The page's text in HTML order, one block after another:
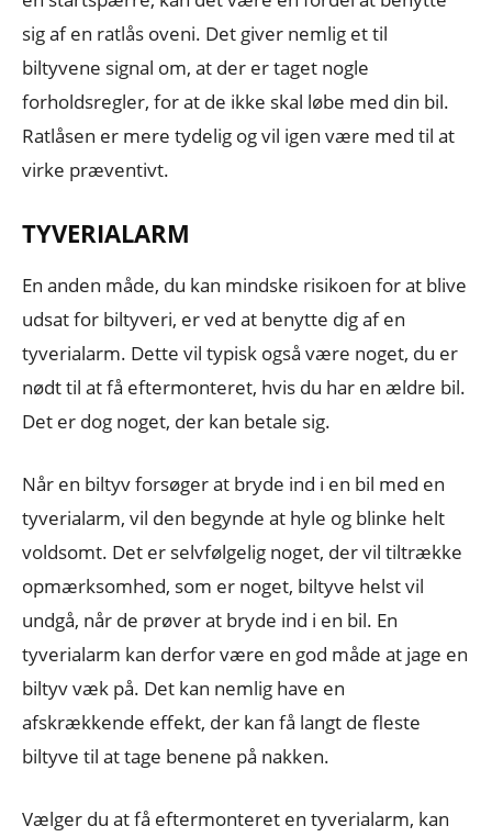
sig af en ratlås oveni. Det giver nemlig et til
biltyvene signal om, at der er taget nogle
forholdsregler, for at de ikke skal løbe med din bil.
Ratlåsen er mere tydelig og vil igen være med til at
virke præventivt.
TYVERIALARM
En anden måde, du kan mindske risikoen for at blive
udsat for biltyveri, er ved at benytte dig af en
tyverialarm. Dette vil typisk også være noget, du er
nødt til at få eftermonteret, hvis du har en ældre bil.
Det er dog noget, der kan betale sig.
Når en biltyv forsøger at bryde ind i en bil med en
tyverialarm, vil den begynde at hyle og blinke helt
voldsomt. Det er selvfølgelig noget, der vil tiltrække
opmærksomhed, som er noget, biltyve helst vil
undgå, når de prøver at bryde ind i en bil. En
tyverialarm kan derfor være en god måde at jage en
biltyv væk på. Det kan nemlig have en
afskrækkende effekt, der kan få langt de fleste
biltyve til at tage benene på nakken.
Vælger du at få eftermonteret en tyverialarm, kan